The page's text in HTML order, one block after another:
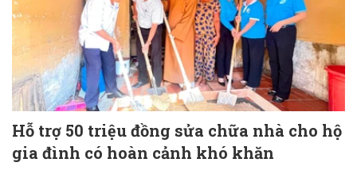
Hỗ trợ 50 triệu đồng sửa chữa nhà cho hộ
gia đình có hoàn cảnh khó khăn